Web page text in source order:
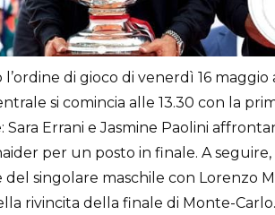
l’ordine di gioco di venerdì 16 maggio
si comincia alle 13.30 con la
Sara Errani e Jasmine Paolini
per un posto in finale. A
del singolare maschile con Lorenzo
rivincita della finale di Monte-Carlo.